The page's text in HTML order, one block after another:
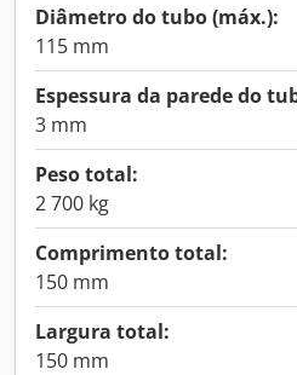
Diâmetro do tubo (máx.):
115 mm
Espessura da parede do
3 mm
Peso total:
2 700 kg
Comprimento total:
150 mm
Largura total:
150 mm